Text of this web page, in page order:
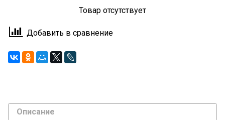
Товар отсутствует
Добавить в сравнение
Описание